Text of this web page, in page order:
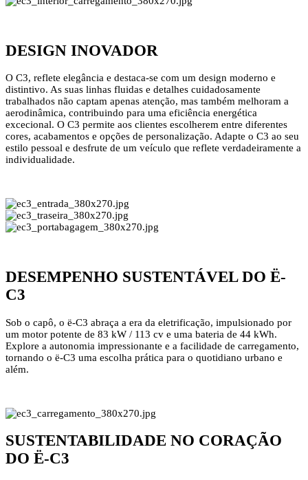
DESIGN INOVADOR
O C3, reflete elegância e destaca-se com um design moderno e
distintivo. As suas linhas fluidas e detalhes cuidadosamente
trabalhados não captam apenas atenção, mas também melhoram a
aerodinâmica, contribuindo para uma eficiência energética
excecional. O C3 permite aos clientes escolherem entre diferentes
cores, acabamentos e opções de personalização. Adapte o C3 ao seu
estilo pessoal e desfrute de um veículo que reflete verdadeiramente a
individualidade.
DESEMPENHO SUSTENTÁVEL DO Ë-
C3
Sob o capô, o ë-C3 abraça a era da eletrificação, impulsionado por
um motor potente de 83 kW / 113 cv e uma bateria de 44 kWh.
Explore a autonomia impressionante e a facilidade de carregamento,
tornando o ë-C3 uma escolha prática para o quotidiano urbano e
além.
SUSTENTABILIDADE NO CORAÇÃO
DO Ë-C3